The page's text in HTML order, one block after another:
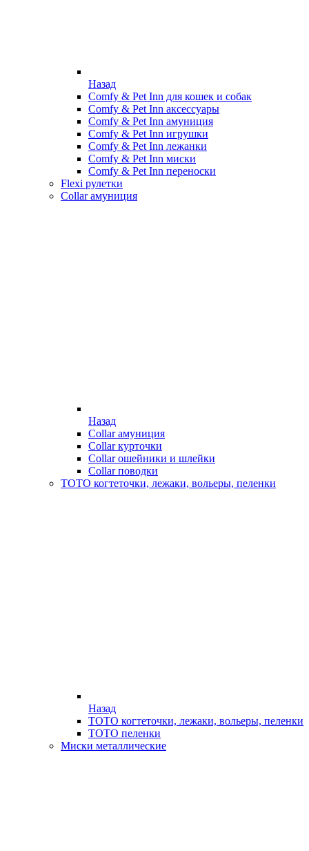
Назад
Comfy & Pet Inn для кошек и собак
Comfy & Pet Inn аксессуары
Comfy & Pet Inn амуниция
Comfy & Pet Inn игрушки
Comfy & Pet Inn лежанки
Comfy & Pet Inn миски
Comfy & Pet Inn переноски
Flexi рулетки
Collar амуниция
Назад
Collar амуниция
Collar курточки
Collar ошейники и шлейки
Collar поводки
ТОТО когтеточки, лежаки, вольеры, пеленки
Назад
ТОТО когтеточки, лежаки, вольеры, пеленки
ТОТО пеленки
Миски металлические